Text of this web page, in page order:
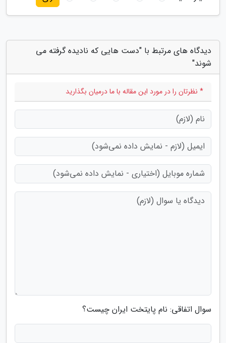
دیدگاه های مرتبط با "دست هایی که نادیده گرفته می
شوند"
* نظرتان را در مورد این مقاله با ما درمیان بگذارید
سوال اتفاقی: نام پایتخت ایران چیست؟